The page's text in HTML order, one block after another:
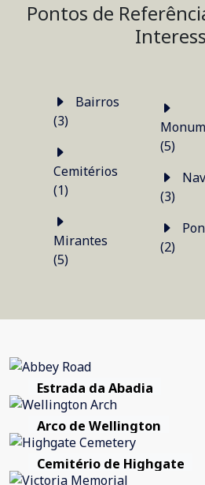
Pontos de
(3)
Cemitérios
(1)
Mirantes
(5)
(5)
(3)
(2)
Estrada da Abadia
Arco de Wellington
Cemitério de Highgate